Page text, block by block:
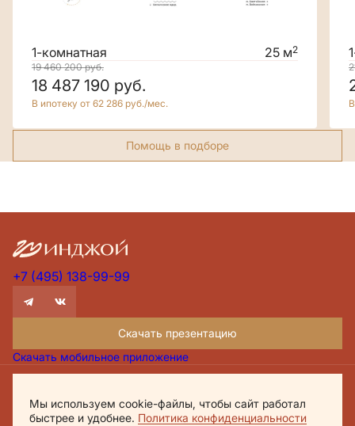
1-комнатная 25 м2
19 460 200руб.
18 487 190 руб.
В ипотеку от 62 286 руб./мес.
Помощь в подборе
+7 (495) 138-99-99
Скачать презентацию
Скачать мобильное приложение
Политика обработки персональных данных
Обращаем внимание, что настоящий материал носит исключительно
Мы используем cookie-файлы, чтобы сайт работал
быстрее и удобнее. Политика конфиденциальности